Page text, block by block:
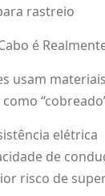
rastreio
é
usam
elétrica
de
risco de